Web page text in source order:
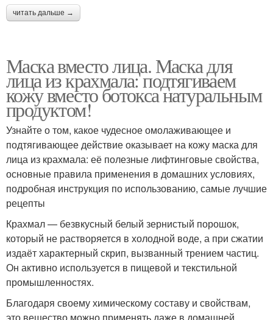
читать дальше →
Маска вместо лица. Маска для
лица из крахмала: подтягиваем
кожу вместо ботокса натуральным
продуктом!
Узнайте о том, какое чудесное омолаживающее и
подтягивающее действие оказывает на кожу маска для
лица из крахмала: её полезные лифтинговые свойства,
основные правила применения в домашних условиях,
подробная инструкция по использованию, самые лучшие
рецепты
Крахмал — безвкусный белый зернистый порошок,
который не растворяется в холодной воде, а при сжатии
издаёт характерный скрип, вызванный трением частиц.
Он активно используется в пищевой и текстильной
промышленностях.
Благодаря своему химическому составу и свойствам,
это вещество можно применять даже в домашней